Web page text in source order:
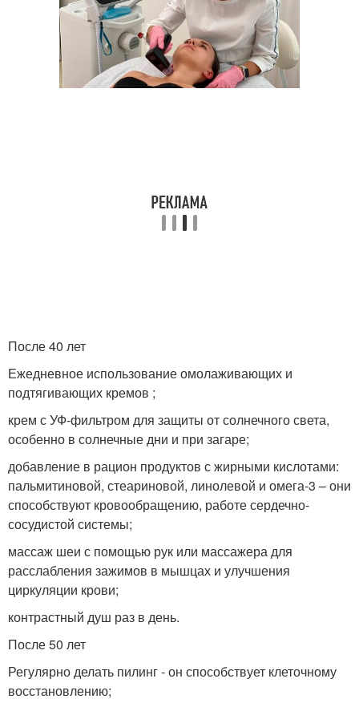
После 40 лет
Ежедневное использование омолаживающих и
подтягивающих кремов ;
крем с УФ-фильтром для защиты от солнечного света,
особенно в солнечные дни и при загаре;
добавление в рацион продуктов с жирными кислотами:
пальмитиновой, стеариновой, линолевой и омега-3 – они
способствуют кровообращению, работе сердечно-
сосудистой системы;
массаж шеи с помощью рук или массажера для
расслабления зажимов в мышцах и улучшения
циркуляции крови;
контрастный душ раз в день.
После 50 лет
Регулярно делать пилинг - он способствует клеточному
восстановлению;